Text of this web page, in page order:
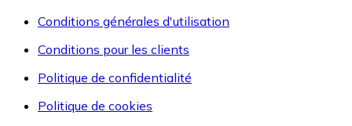
Conditions générales d'utilisation
Conditions pour les clients
Politique de confidentialité
Politique de cookies